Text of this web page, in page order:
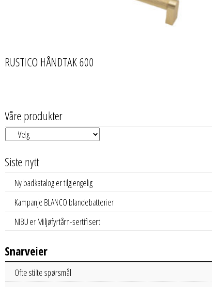
RUSTICO HÅNDTAK 600
Våre produkter
Siste nytt
Ny badkatalog er tilgjengelig
Kampanje BLANCO blandebatterier
NIBU er Miljøfyrtårn-sertifisert
Snarveier
Ofte stilte spørsmål